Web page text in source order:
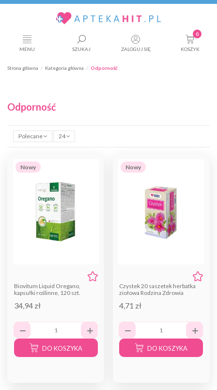
MENU SZUKAJ ZALOGUJ SIĘ
0
KOSZYK
Strona główna Kategoria główna Odporność
Odporność
Polecane 24
Nowy
Biovitum Liquid Oregano,
kapsułki roślinne, 120 szt.
34,94 zł
DO KOSZYKA
Nowy
Czystek 20 saszetek herbatka
ziołowa Rodzina Zdrowia
4,71 zł
DO KOSZYKA